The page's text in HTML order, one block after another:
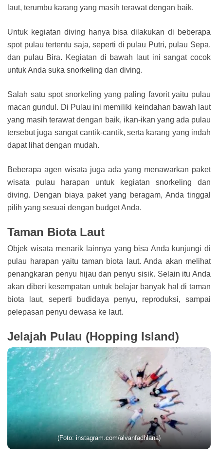
laut, terumbu karang yang masih terawat dengan baik.
Untuk kegiatan diving hanya bisa dilakukan di beberapa
spot pulau tertentu saja, seperti di pulau Putri, pulau Sepa,
dan pulau Bira. Kegiatan di bawah laut ini sangat cocok
untuk Anda suka snorkeling dan diving.
Salah satu spot snorkeling yang paling favorit yaitu pulau
macan gundul. Di Pulau ini memiliki keindahan bawah laut
yang masih terawat dengan baik, ikan-ikan yang ada pulau
tersebut juga sangat cantik-cantik, serta karang yang indah
dapat lihat dengan mudah.
Beberapa agen wisata juga ada yang menawarkan paket
wisata pulau harapan untuk kegiatan snorkeling dan
diving. Dengan biaya paket yang beragam, Anda tinggal
pilih yang sesuai dengan budget Anda.
Taman Biota Laut
Objek wisata menarik lainnya yang bisa Anda kunjungi di
pulau harapan yaitu taman biota laut. Anda akan melihat
penangkaran penyu hijau dan penyu sisik. Selain itu Anda
akan diberi kesempatan untuk belajar banyak hal di taman
biota laut, seperti budidaya penyu, reproduksi, sampai
pelepasan penyu dewasa ke laut.
Jelajah Pulau (Hopping Island)
(Foto: instagram.com/alvanfadhlana)